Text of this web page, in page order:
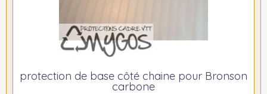
protection de base côté chaine pour Bronson
carbone